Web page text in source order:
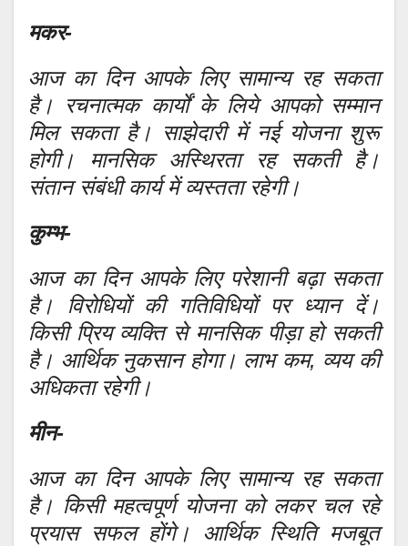
मकर-
आज का दिन आपके लिए सामान्य रह सकता
है। रचनात्मक कार्यों के लिये आपको सम्मान
मिल सकता है। साझेदारी में नई योजना शुरू
होगी। मानसिक अस्थिरता रह सकती है।
संतान संबंधी कार्य में व्यस्तता रहेगी।
कुम्भ-
आज का दिन आपके लिए परेशानी बढ़ा सकता
है। विरोधियों की गतिविधियों पर ध्यान दें।
किसी प्रिय व्यक्ति से मानसिक पीड़ा हो सकती
है। आर्थिक नुकसान होगा। लाभ कम, व्यय की
अधिकता रहेगी।
मीन-
आज का दिन आपके लिए सामान्य रह सकता
है। किसी महत्वपूर्ण योजना को लकर चल रहे
प्रयास सफल होंगे। आर्थिक स्थिति मजबूत